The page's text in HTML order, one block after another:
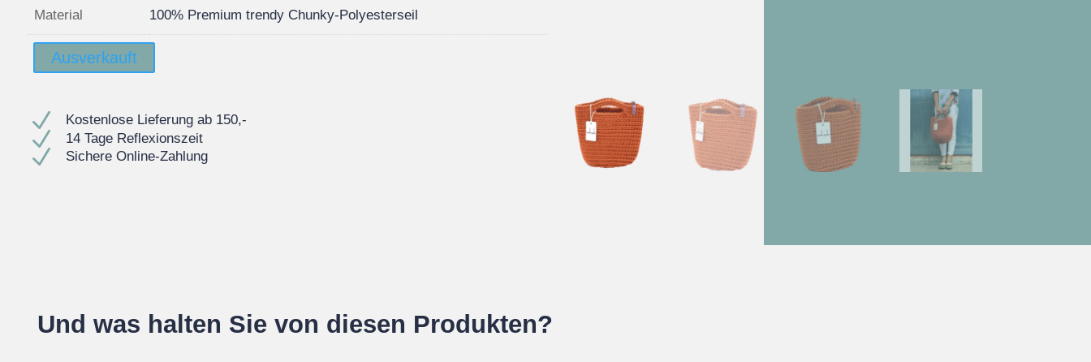
Material 100% Premium trendy Chunky-Polyesterseil
Ausverkauft
N Kostenlose Lieferung ab 150,-
N 14 Tage Reflexionszeit
N Sichere Online-Zahlung
Und was halten Sie von diesen Produkten?